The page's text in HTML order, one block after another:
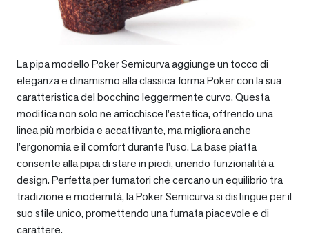
La pipa modello Poker Semicurva aggiunge un tocco di
eleganza e dinamismo alla classica forma Poker con la sua
caratteristica del bocchino leggermente curvo. Questa
modifica non solo ne arricchisce l’estetica, offrendo una
linea più morbida e accattivante, ma migliora anche
l’ergonomia e il comfort durante l’uso. La base piatta
consente alla pipa di stare in piedi, unendo funzionalità a
design. Perfetta per fumatori che cercano un equilibrio tra
tradizione e modernità, la Poker Semicurva si distingue per il
suo stile unico, promettendo una fumata piacevole e di
carattere.